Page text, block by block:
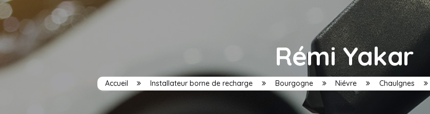
Rémi Yakar
Accueil Installateur borne de recharge Bourgogne Niévre Chaulgnes